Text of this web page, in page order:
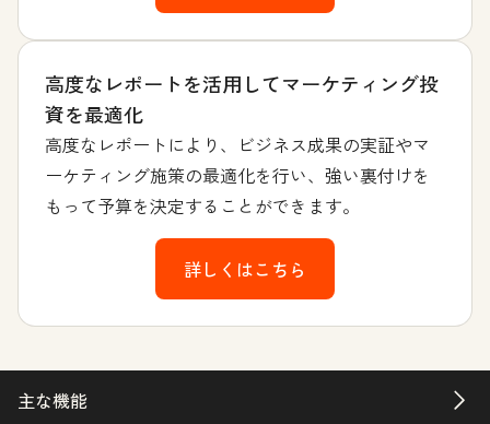
高度なレポートを活用してマーケティング投
資を最適化
高度なレポートにより、ビジネス成果の実証やマ
ーケティング施策の最適化を行い、強い裏付けを
もって予算を決定することができます。
詳しくはこちら
主な機能